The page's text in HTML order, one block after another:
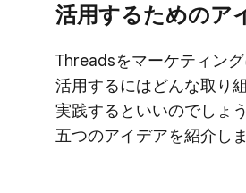
活用する​ための​ア
Threadsを​マーケティング
活用するには​どんな​取り
実践すると​いいのでしょ
五つの​アイデアを​紹介しま